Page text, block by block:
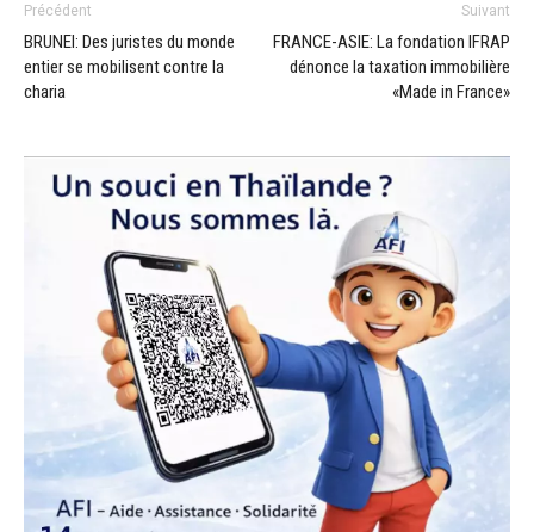
Précédent
BRUNEI: Des juristes du monde
entier se mobilisent contre la
charia
Suivant
FRANCE-ASIE: La fondation IFRAP
dénonce la taxation immobilière
«Made in France»